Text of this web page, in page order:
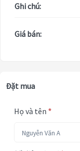
Ghi chú:
Giá bán:
Đặt mua
Họ và tên *